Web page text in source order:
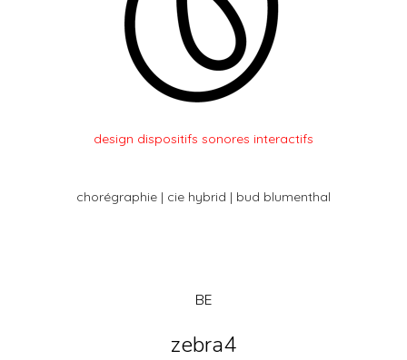
design dispositifs sonores interactifs
chorégraphie | cie hybrid | bud blumenthal
BE
zebra4